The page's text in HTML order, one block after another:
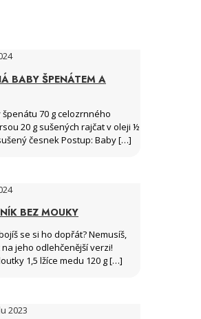
BABY ŠPENÁTEM A
70 g celozrnného
20 g sušených rajčat v oleji ½
česnek Postup: Baby[…]
BEZ MOUKY
se si ho dopřát? Nemusíš,
jeho odlehčenější verzi!
1,5 lžíce medu 120 g[…]
2023